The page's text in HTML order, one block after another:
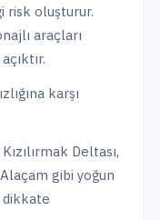
risk oluşturur.
araçları
karşı
Deltası,
Alaçam gibi yoğun